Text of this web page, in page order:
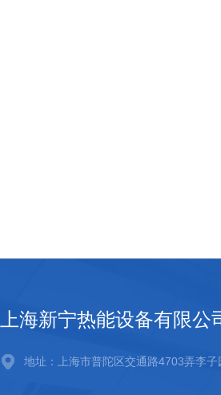
上海新宁热能设备有限公
地址：上海市普陀区交通路4703弄李